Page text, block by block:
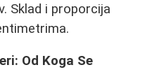
Sklad i proporcija
Od Koga Se